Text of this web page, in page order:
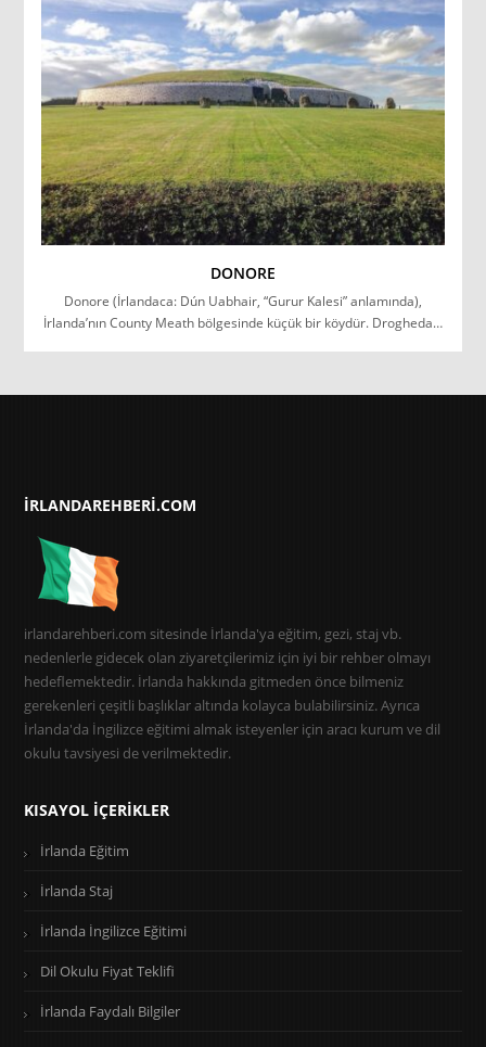
DONORE
Donore (İrlandaca: Dún Uabhair, “Gurur Kalesi” anlamında),
İrlanda’nın County Meath bölgesinde küçük bir köydür. Drogheda…
IRLANDAREHBERI.COM
irlandarehberi.com sitesinde İrlanda'ya eğitim, gezi, staj vb.
nedenlerle gidecek olan ziyaretçilerimiz için iyi bir rehber olmayı
hedeflemektedir. İrlanda hakkında gitmeden önce bilmeniz
gerekenleri çeşitli başlıklar altında kolayca bulabilirsiniz. Ayrıca
İrlanda'da İngilizce eğitimi almak isteyenler için aracı kurum ve dil
okulu tavsiyesi de verilmektedir.
KISAYOL İÇERIKLER
İrlanda Eğitim
İrlanda Staj
İrlanda İngilizce Eğitimi
Dil Okulu Fiyat Teklifi
İrlanda Faydalı Bilgiler